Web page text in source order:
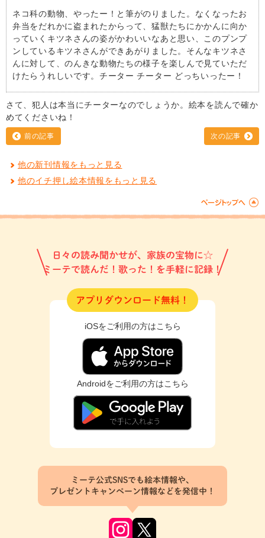
ネコ科の動物、やったー！と筆がのりました。なくなったお
弁当をだれかに盗まれたからって、猛獣たちにかかんに向か
っていくキツネさんの姿がかわいいなあと思い、このプンプ
ンしているキツネさんができあがりました。そんなキツネさ
んに対して、のんきな動物たちの様子を楽しんで見ていただ
けたらうれしいです。チーター チーター どっちいったー！
さて、犯人は本当にチーターなのでしょうか。絵本を読んで確か
めてくださいね！
前の記事 次の記事
他の新刊情報をもっと見る
他のイチ押し絵本情報をもっと見る
日々の読み聞かせが、家族の宝物に☆
ミーテで読んだ！歌った！を手軽に記録！
アプリダウンロード無料！
iOSをご利用の方はこちら
Androidをご利用の方はこちら
ミーテ公式SNSでも絵本情報や、
プレゼントキャンペーン情報などを発信中！